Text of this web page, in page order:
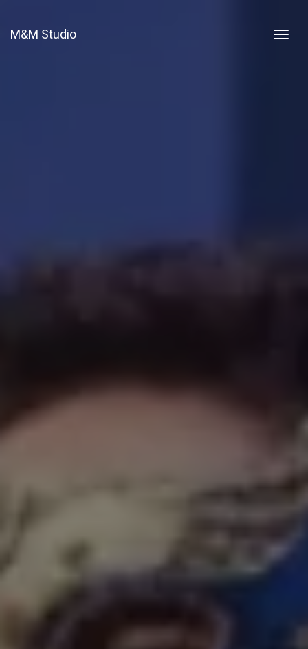
M&M Studio